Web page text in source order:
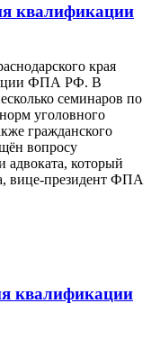
квалификации
края
ФПА РФ. В
семинаров по
уголовного
гражданского
вопросу
адвоката, который
вице-президент ФПА
квалификации